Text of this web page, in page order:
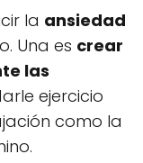
la ansiedad
Una es crear
las
ejercicio
como la